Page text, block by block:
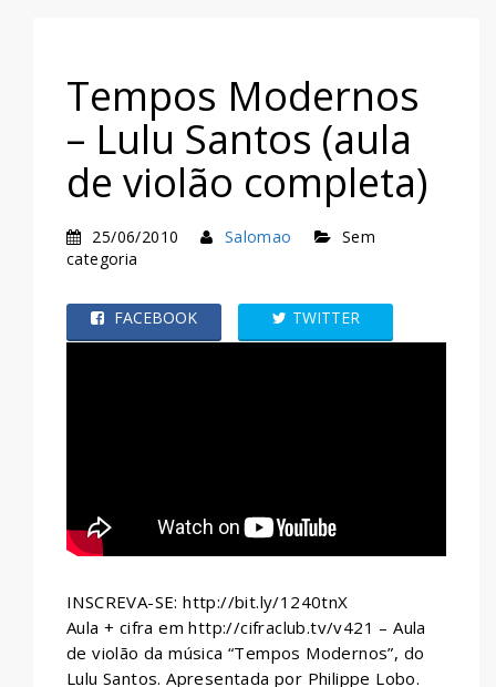
Tempos Modernos
– Lulu Santos (aula
de violão completa)
25/06/2010 Salomao
Sem
categoria
FACEBOOK TWITTER
INSCREVA-SE: http://bit.ly/1240tnX
Aula + cifra em http://cifraclub.tv/v421 – Aula
de violão da música “Tempos Modernos”, do
Lulu Santos. Apresentada por Philippe Lobo.